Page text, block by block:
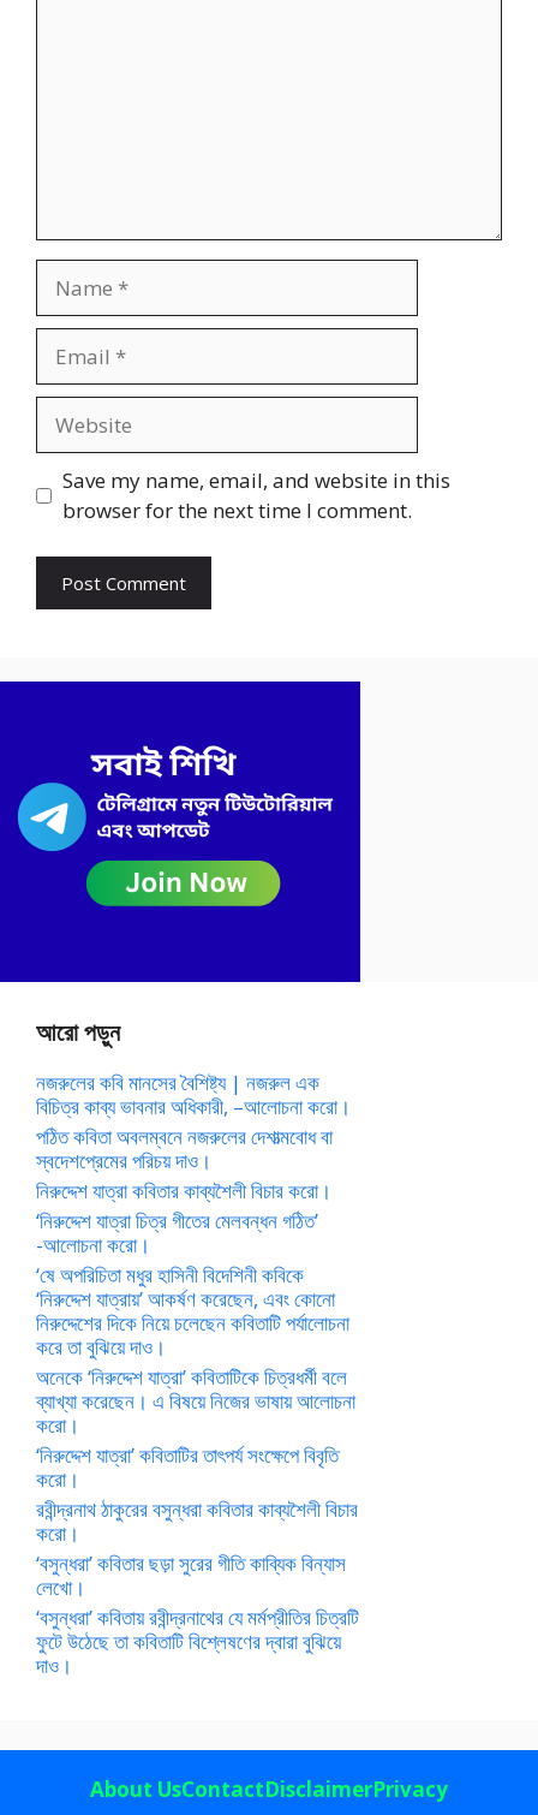
Save my name, email, and website in this
browser for the next time I comment.
আরো পড়ুন
নজরুলের কবি মানসের বৈশিষ্ট্য | নজরুল এক
বিচিত্র কাব্য ভাবনার অধিকারী, –আলোচনা করো।
পঠিত কবিতা অবলম্বনে নজরুলের দেশাত্মবোধ বা
স্বদেশপ্রেমের পরিচয় দাও।
নিরুদ্দেশ যাত্রা কবিতার কাব্যশৈলী বিচার করো।
‘নিরুদ্দেশ যাত্রা চিত্র গীতের মেলবন্ধন গঠিত’
-আলোচনা করো।
‘ষে অপরিচিতা মধুর হাসিনী বিদেশিনী কবিকে
‘নিরুদ্দেশ যাত্রায়’ আকর্ষণ করেছেন, এবং কোনো
নিরুদ্দেশের দিকে নিয়ে চলেছেন কবিতাটি পর্যালোচনা
করে তা বুঝিয়ে দাও।
অনেকে ‘নিরুদ্দেশ যাত্রা’ কবিতাটিকে চিত্রধর্মী বলে
ব্যাখ্যা করেছেন। এ বিষয়ে নিজের ভাষায় আলোচনা
করো।
‘নিরুদ্দেশ যাত্রা’ কবিতাটির তাৎপর্য সংক্ষেপে বিবৃতি
করো।
রবীন্দ্রনাথ ঠাকুরের বসুন্ধরা কবিতার কাব্যশৈলী বিচার
করো।
‘বসুন্ধরা’ কবিতার ছড়া সুরের গীতি কাব্যিক বিন্যাস
লেখো।
‘বসুন্ধরা’ কবিতায় রবীন্দ্রনাথের যে মর্মপ্রীতির চিত্রটি
ফুটে উঠেছে তা কবিতাটি বিশ্লেষণের দ্বারা বুঝিয়ে
দাও।
About UsContactDisclaimerPrivacy